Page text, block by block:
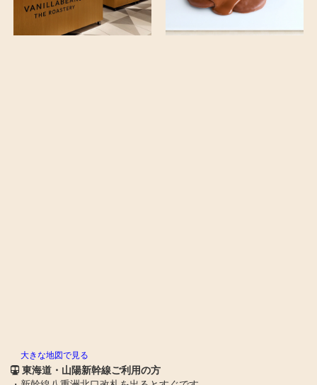
大きな地図で見る
東海道・山陽新幹線ご利用の方